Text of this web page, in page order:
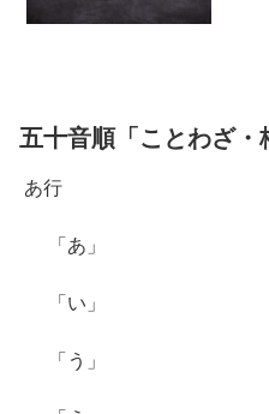
五十音順「ことわざ・
あ行
「あ」
「い」
「う」